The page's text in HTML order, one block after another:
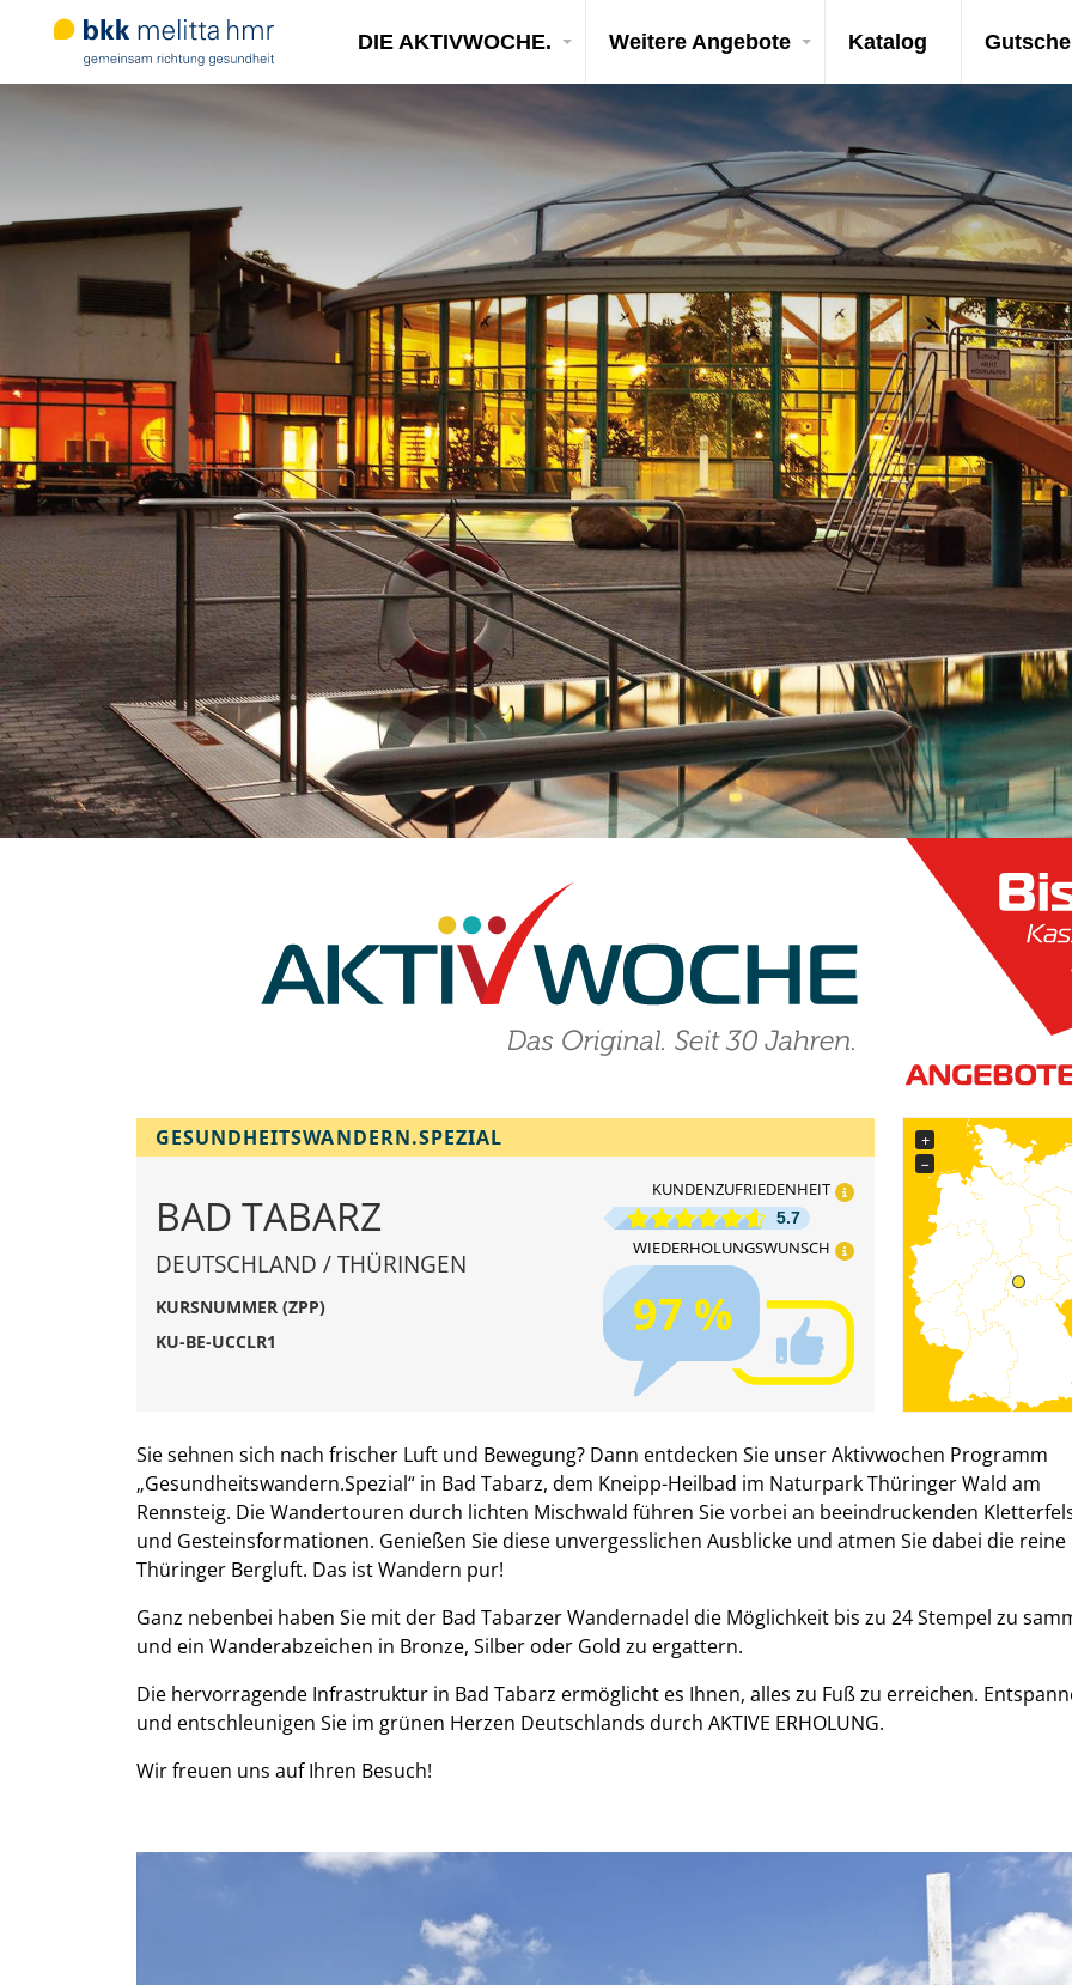
DIE AKTIVWOCHE. Weitere Angebote Katalog
GESUNDHEITSWANDERN.SPEZIAL
BAD TABARZ
DEUTSCHLAND / THÜRINGEN
KURSNUMMER (ZPP)
KU-BE-UCCLR1
KUNDENZUFRIEDENHEIT
5.7
WIEDERHOLUNGSWUNSCH
97 %
+
−
Sie sehnen sich nach frischer Luft und Bewegung? Dann entdecken Sie unser Aktivwochen Programm
„Gesundheitswandern.Spezial“ in Bad Tabarz, dem Kneipp-Heilbad im Naturpark Thüringer Wald am
Rennsteig. Die Wandertouren durch lichten Mischwald führen Sie vorbei an beeindruckenden
und Gesteinsformationen. Genießen Sie diese unvergesslichen Ausblicke und atmen Sie dabei die reine
Thüringer Bergluft. Das ist Wandern pur!
Ganz nebenbei haben Sie mit der Bad Tabarzer Wandernadel die Möglichkeit bis zu 24 Stempel zu
und ein Wanderabzeichen in Bronze, Silber oder Gold zu ergattern.
Die hervorragende Infrastruktur in Bad Tabarz ermöglicht es Ihnen, alles zu Fuß zu erreichen.
und entschleunigen Sie im grünen Herzen Deutschlands durch AKTIVE ERHOLUNG.
Wir freuen uns auf Ihren Besuch!